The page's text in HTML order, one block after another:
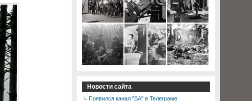
Новости сайта
Появился канал "ВА" в Телеграме